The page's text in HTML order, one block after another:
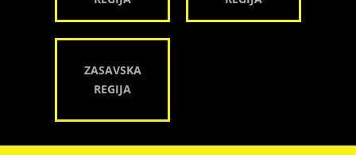
ZASAVSKA
REGIJA